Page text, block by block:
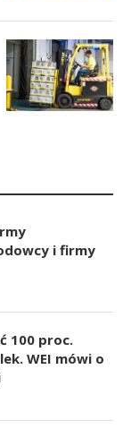
i firmy
100 proc.
WEI mówi o